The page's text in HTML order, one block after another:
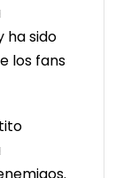
ha sido
los fans